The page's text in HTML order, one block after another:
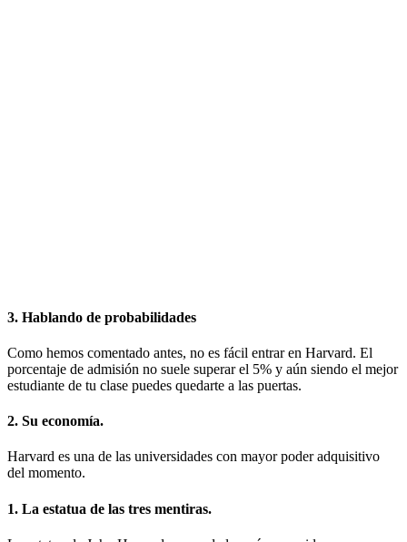
3. Hablando de probabilidades
Como hemos comentado antes, no es fácil entrar en Harvard. El
porcentaje de admisión no suele superar el 5% y aún siendo el mejor
estudiante de tu clase puedes quedarte a las puertas.
2. Su economía.
Harvard es una de las universidades con mayor poder adquisitivo
del momento.
1. La estatua de las tres mentiras.